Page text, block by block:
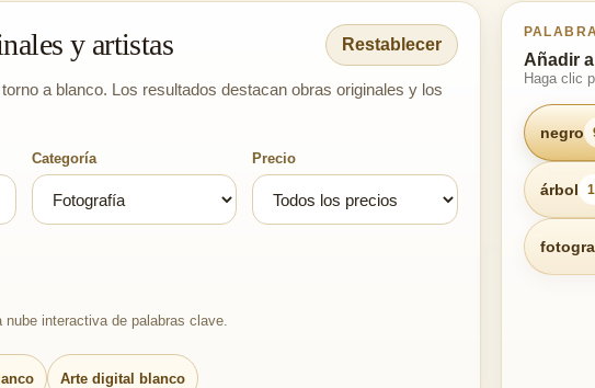
y artistas Restablecer
a blanco. Los resultados destacan obras originales y los
Categoría Precio
interactiva de palabras clave.
Arte digital blanco
Añadir
Haga clic
negro
árbol